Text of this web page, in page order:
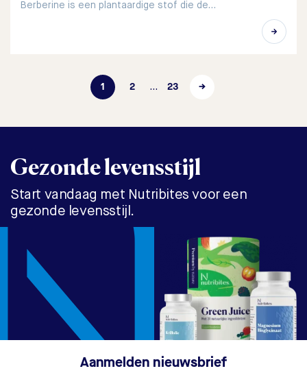
Berberine is een plantaardige stof die de…
1 2 … 23 →
Gezonde levensstijl
Start vandaag met Nutribites voor een
gezonde levensstijl.
Aanmelden nieuwsbrief